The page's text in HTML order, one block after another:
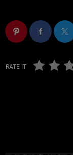
RATE IT